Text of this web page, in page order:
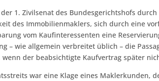
1. Zivilsenat des Bundesgerichtshofs durch
des Immobilienmaklers, sich durch eine
vom Kaufinteressenten eine
– wie allgemein verbreitet üblich – die
der beabsichtigte Kaufvertrag später
war eine Klage eines Maklerkunden,